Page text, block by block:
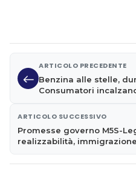
ARTICOLO PRECEDENTE
Benzina alle stelle,
Consumatori
ARTICOLO SUCCESSIVO
Promesse governo M5S-
realizzabilità,